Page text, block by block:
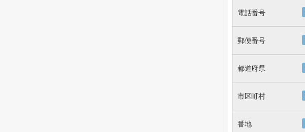
電話番号
郵便番号
都道府県
市区町村
番地